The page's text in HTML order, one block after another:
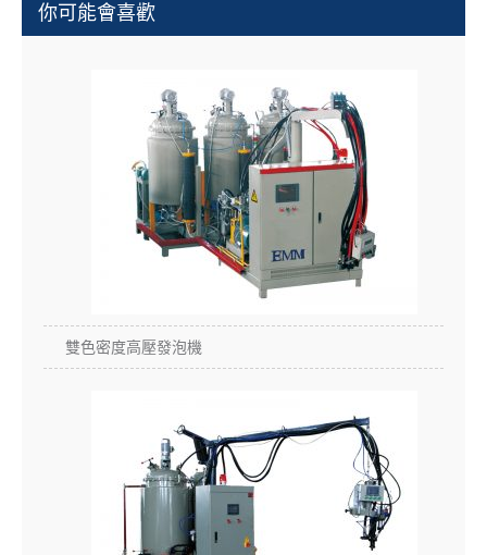
你可能會喜歡
雙色密度高壓發泡機